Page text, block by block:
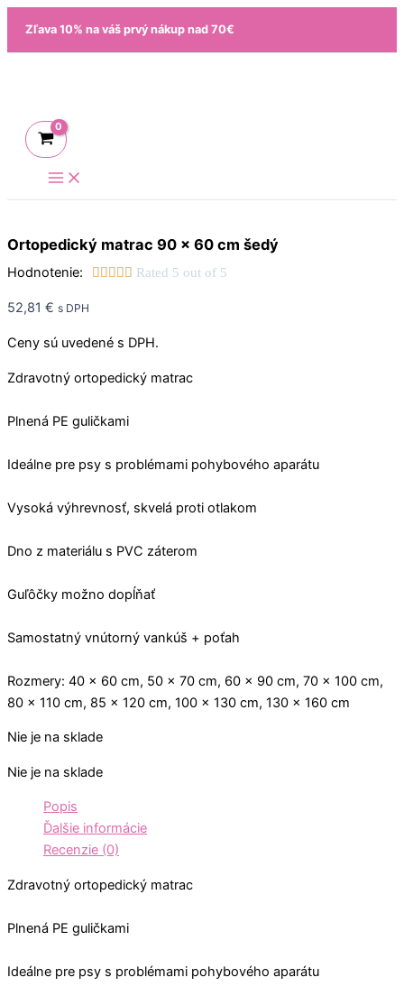
Preskočiť
obsah
Zľava 10% na váš prvý nákup nad 70€
Ortopedický matrac 90 x 60 cm šedý
Hodnotenie:      Rated 5 out of 5
52,81 € s DPH
Ceny sú uvedené s DPH.
Zdravotný ortopedický matrac
Plnená PE guličkami
Ideálne pre psy s problémami pohybového aparátu
Vysoká výhrevnosť, skvelá proti otlakom
Dno z materiálu s PVC záterom
Guľôčky možno dopĺňať
Samostatný vnútorný vankúš + poťah
Rozmery: 40 x 60 cm, 50 x 70 cm, 60 x 90 cm, 70 x 100 cm,
80 x 110 cm, 85 x 120 cm, 100 x 130 cm, 130 x 160 cm
Nie je na sklade
Nie je na sklade
Popis
Ďalšie informácie
Recenzie (0)
Zdravotný ortopedický matrac
Plnená PE guličkami
Ideálne pre psy s problémami pohybového aparátu